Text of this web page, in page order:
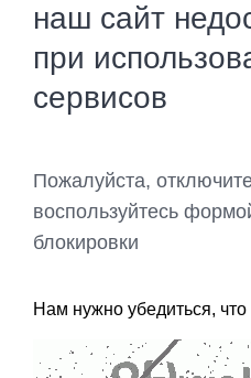
наш сайт
при
сервисов
Пожалуйста,
воспользуйтесь
блокировки
Нам нужно убедиться,